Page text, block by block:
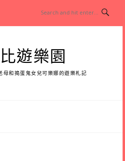
遊樂園
母和搗蛋鬼女兒可樂娜的遊樂札記